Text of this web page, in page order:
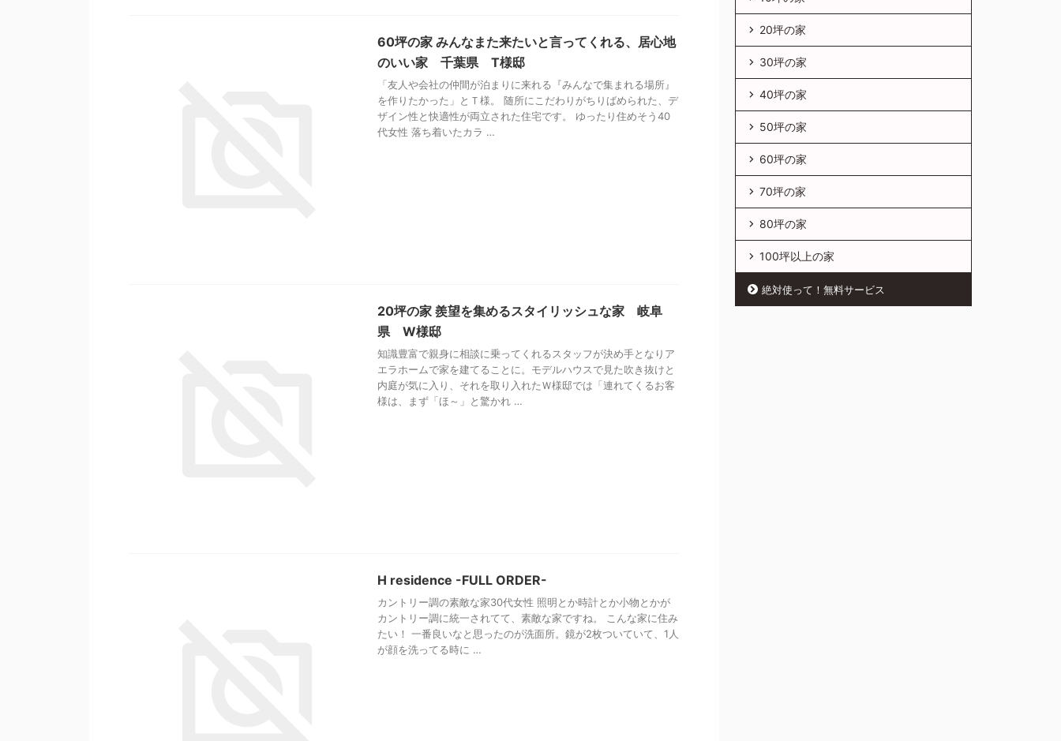
60坪の家 みんなまた来たいと言ってくれる、居心地
のいい家 千葉県 T様邸
「友人や会社の仲間が泊まりに来れる『みんなで集まれる場所』
を作りたかった」とＴ様。 随所にこだわりがちりばめられた、デ
ザイン性と快適性が両立された住宅です。 ゆったり住めそう40
代女性 落ち着いたカラ …
20坪の家 羨望を集めるスタイリッシュな家 岐阜
県 W様邸
知識豊富で親身に相談に乗ってくれるスタッフが決め手となりア
エラホームで家を建てることに。モデルハウスで見た吹き抜けと
内庭が気に入り、それを取り入れたＷ様邸では「連れてくるお客
様は、まず「ほ～」と驚かれ …
H residence -FULL ORDER-
カントリー調の素敵な家30代女性 照明とか時計とか小物とかが
カントリー調に統一されてて、素敵な家ですね。 こんな家に住み
たい！ 一番良いなと思ったのが洗面所。鏡が2枚ついていて、1人
が顔を洗ってる時に …
20坪の家
30坪の家
40坪の家
50坪の家
60坪の家
70坪の家
80坪の家
100坪以上の家
絶対使って！無料サービス